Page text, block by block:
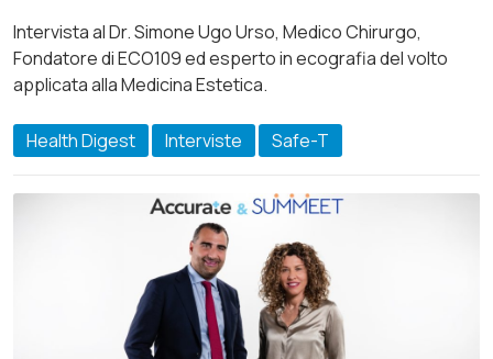
Intervista al Dr. Simone Ugo Urso, Medico Chirurgo,
Fondatore di ECO109 ed esperto in ecografia del volto
applicata alla Medicina Estetica.
Health Digest Interviste Safe-T